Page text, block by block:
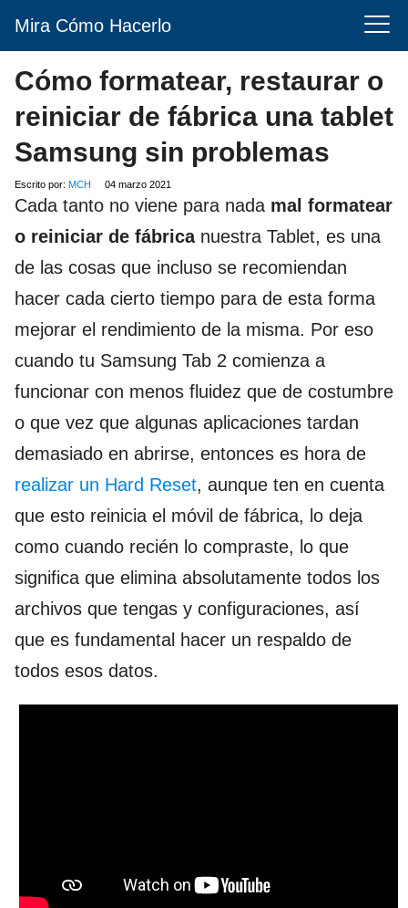
Mira Cómo Hacerlo
Cómo formatear, restaurar o
reiniciar de fábrica una tablet
Samsung sin problemas
Escrito por: MCH 04 marzo 2021
Cada tanto no viene para nada mal formatear
o reiniciar de fábricanuestra Tablet, es una
de las cosas que incluso se recomiendan
hacer cada cierto tiempo para de esta forma
mejorar el rendimiento de la misma. Por eso
cuando tu Samsung Tab 2 comienza a
funcionar con menos fluidez que de costumbre
o que vez que algunas aplicaciones tardan
demasiado en abrirse, entonces es hora de
realizar un Hard Reset, aunque ten en cuenta
que esto reinicia el móvil de fábrica, lo deja
como cuando recién lo compraste, lo que
significa que elimina absolutamente todos los
archivos que tengas y configuraciones, así
que es fundamental hacer un respaldo de
todos esos datos.